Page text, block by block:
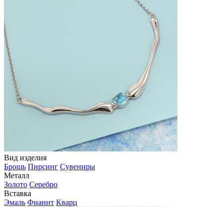
Вид изделия
Брошь Пирсинг Сувениры
Металл
Золото Серебро
Вставка
Эмаль Фианит Кварц